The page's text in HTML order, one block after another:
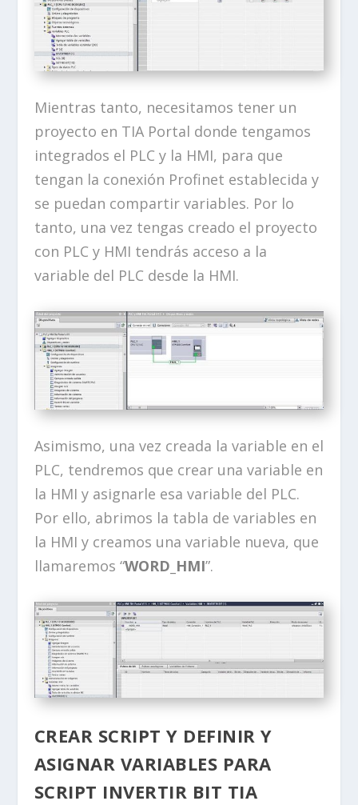
Mientras tanto, necesitamos tener un
proyecto en TIA Portal donde tengamos
integrados el PLC y la HMI, para que
tengan la conexión Profinet establecida y
se puedan compartir variables. Por lo
tanto, una vez tengas creado el proyecto
con PLC y HMI tendrás acceso a la
variable del PLC desde la HMI.
Asimismo, una vez creada la variable en el
PLC, tendremos que crear una variable en
la HMI y asignarle esa variable del PLC.
Por ello, abrimos la tabla de variables en
la HMI y creamos una variable nueva, que
llamaremos “WORD_HMI”.
CREAR SCRIPT Y DEFINIR Y
ASIGNAR VARIABLES PARA
SCRIPT INVERTIR BIT TIA